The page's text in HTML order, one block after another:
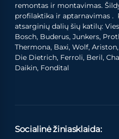
remontas ir montavimas.
profilaktika ir aptarnavimas
atsarginių dalių šių katilų:
Bosch, Buderus, Junkers,
Thermona, Baxi, Wolf,
Die Dietrich, Ferroli, Beril,
Daikin, Fondital
Socialinė žiniasklaida: